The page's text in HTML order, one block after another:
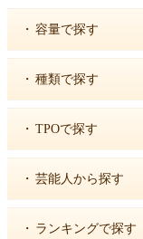
・ 容量で探す
・ 種類で探す
・ TPOで探す
・ 芸能人から探す
・ ランキングで探す